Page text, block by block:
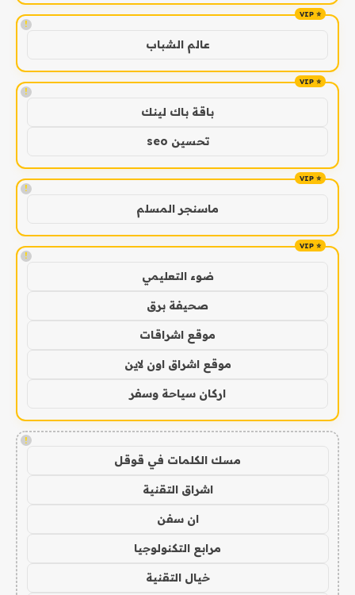
!
عالم الشباب
!
باقة باك لينك
تحسين seo
!
ماسنجر المسلم
!
ضوء التعليمي
صحيفة برق
موقع اشراقات
موقع اشراق اون لاين
اركان سياحة وسفر
!
مسك الكلمات في قوقل
اشراق التقنية
ان سفن
مرابع التكنولوجيا
خيال التقنية